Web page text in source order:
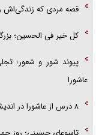
قصه مردی که زندگی‌اش
کل خیر فی الحسین؛
پیوند شور و شعور؛
عاشورا
۸ درس از عاشورا در اندیشه رهبر شهید انقلاب اسلامی